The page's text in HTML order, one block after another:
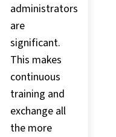
administrators
are
significant.
This makes
continuous
training and
exchange all
the more